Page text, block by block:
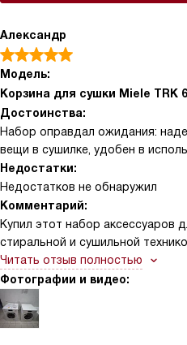
Александр
Модель:
Корзина для сушки Miele TRK
Достоинства:
Набор оправдал ожидания:
вещи в сушилке, удобен в
Недостатки:
Недостатков не обнаружил
Комментарий:
Купил этот набор аксессуаров
стиральной и сушильной
деликатные вещи получают
это действительно так. Тонкие
выглядят аккуратно.
специально для фирменных
сериями, поэтому подошло без
Читать отзыв полностью
Фотографии и видео: